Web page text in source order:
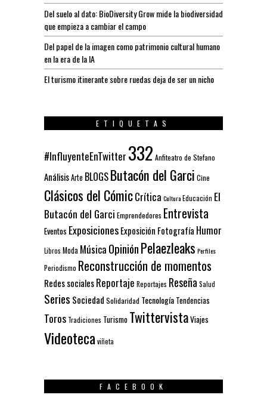
Del suelo al dato: BioDiversity Grow mide la biodiversidad
que empieza a cambiar el campo
Del papel de la imagen como patrimonio cultural humano
en la era de la IA
El turismo itinerante sobre ruedas deja de ser un nicho
ETIQUETAS
#InfluyenteEnTwitter 332 Anfiteatro de Stefano
AnálisisArte BLOGSButacón del Garci Cine
Clásicos del CómicCrítica CulturaEducación El
Butacón del Garci Emprendedores Entrevista
Eventos ExposicionesExposición Fotografía Humor
Libros Moda Música OpiniónPelaezleaks Perfiles
Periodismo Reconstrucción de momentos
Redes socialesReportaje Reportajes Reseña Salud
Series Sociedad Solidaridad Tecnología Tendencias
Toros Tradiciones Turismo TwittervistaViajes
Videoteca viñeta
FACEBOOK